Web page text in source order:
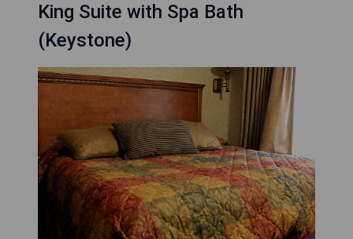
King Suite with Spa Bath
(Keystone)